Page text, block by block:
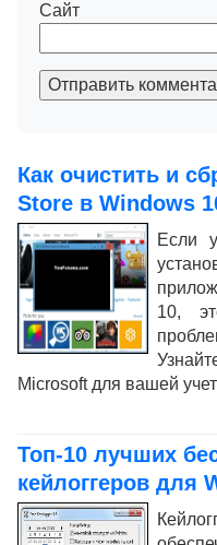
Сайт
Отправить
Как очистить и
Store в Windows
Если
10,
Microsoft для вашей
Топ-10 лучших
кейлоггеров для